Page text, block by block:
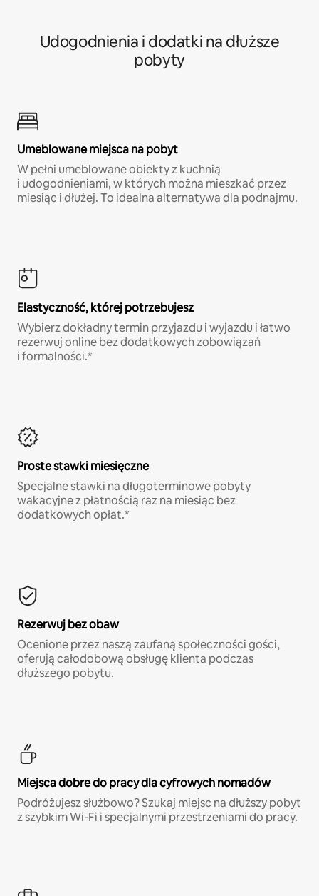
Udogodnienia i dodatki na dłuższe
pobyty
Umeblowane miejsca na pobyt
W pełni umeblowane obiekty z kuchnią
i udogodnieniami, w których można mieszkać przez
miesiąc i dłużej. To idealna alternatywa dla podnajmu.
Elastyczność, której potrzebujesz
Wybierz dokładny termin przyjazdu i wyjazdu i łatwo
rezerwuj online bez dodatkowych zobowiązań
i formalności.*
Proste stawki miesięczne
Specjalne stawki na długoterminowe pobyty
wakacyjne z płatnością raz na miesiąc bez
dodatkowych opłat.*
Rezerwuj bez obaw
Ocenione przez naszą zaufaną społeczności gości,
oferują całodobową obsługę klienta podczas
dłuższego pobytu.
Miejsca dobre do pracy dla cyfrowych nomadów
Podróżujesz służbowo? Szukaj miejsc na dłuższy pobyt
z szybkim Wi-Fi i specjalnymi przestrzeniami do pracy.